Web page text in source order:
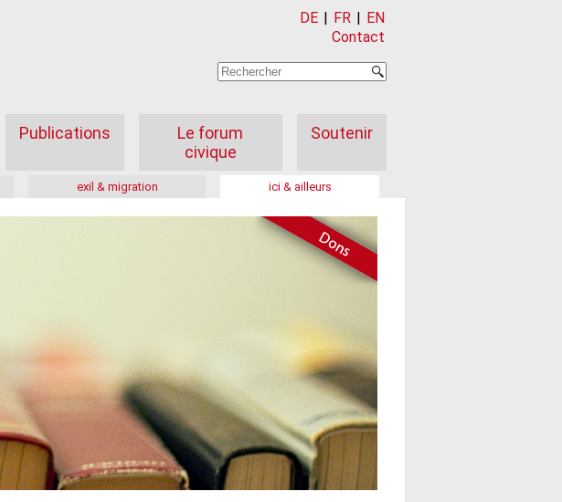
DE | FR | EN
Contact
Publications
Le forum
civique
Soutenir
exil & migration ici & ailleurs